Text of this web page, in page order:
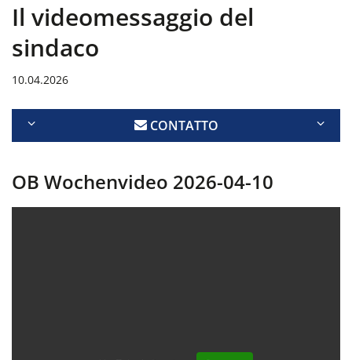
Il videomessaggio del
sindaco
10.04.2026
CONTATTO
OB Wochenvideo 2026-04-10